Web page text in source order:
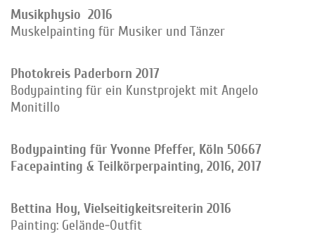
Musikphysio 2016
Muskelpainting für Musiker und Tänzer
Photokreis Paderborn 2017
Bodypainting für ein Kunstprojekt mit Angelo
Monitillo
Bodypainting für Yvonne Pfeffer, Köln 50667
Facepainting & Teilkörperpainting, 2016, 2017
Bettina Hoy, Vielseitigkeitsreiterin 2016
Painting: Gelände-Outfit